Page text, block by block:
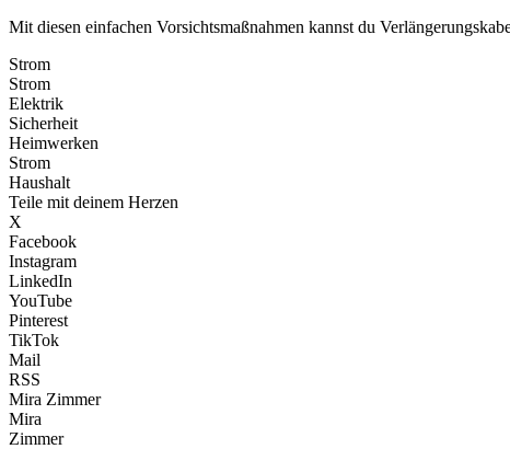
Mit diesen einfachen Vorsichtsmaßnahmen kannst du
Strom
Strom
Elektrik
Sicherheit
Heimwerken
Strom
Haushalt
Teile mit deinem Herzen
X
Facebook
Instagram
LinkedIn
YouTube
Pinterest
TikTok
Mail
RSS
Mira Zimmer
Mira
Zimmer